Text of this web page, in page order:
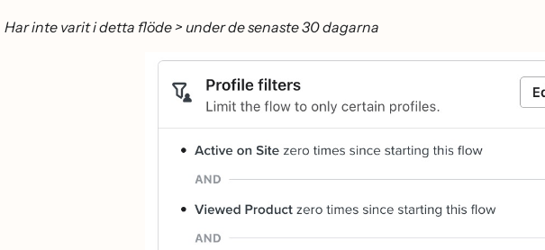
Har inte varit i detta flöde > under de senaste 30 dagarna